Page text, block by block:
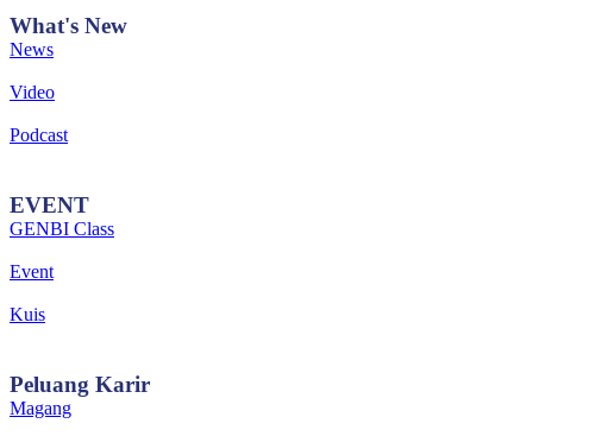
What's New
News
Video
Podcast
EVENT
GENBI Class
Event
Kuis
Peluang Karir
Magang